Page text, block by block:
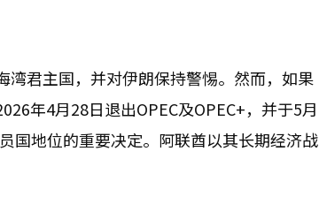
君主国，并对伊朗保持警惕。然而，如果
年4月28日退出OPEC及OPEC+，并于5月
国地位的重要决定。阿联酋以其长期经济战